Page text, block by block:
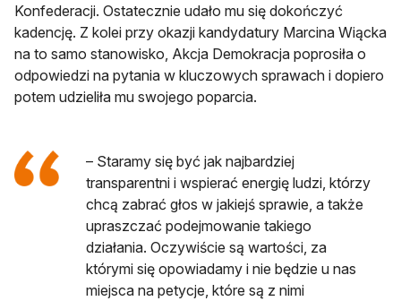
Konfederacji. Ostatecznie udało mu się dokończyć
kadencję. Z kolei przy okazji kandydatury Marcina Wiącka
na to samo stanowisko, Akcja Demokracja poprosiła o
odpowiedzi na pytania w kluczowych sprawach i dopiero
potem udzieliła mu swojego poparcia.
– Staramy się być jak najbardziej
transparentni i wspierać energię ludzi, którzy
chcą zabrać głos w jakiejś sprawie, a także
upraszczać podejmowanie takiego
działania. Oczywiście są wartości, za
którymi się opowiadamy i nie będzie u nas
miejsca na petycje, które są z nimi